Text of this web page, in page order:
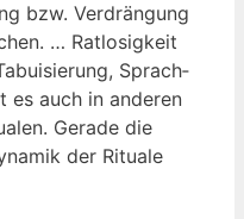
bzw. Ver­drän­gung
… Rat­lo­sig­keit
Sprach­
es auch in ande­ren
Gera­de die
der Ritua­le